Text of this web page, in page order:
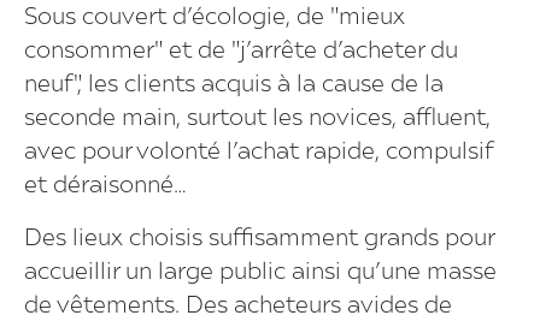
Sous couvert d’écologie, de "mieux
consommer" et de "j’arrête d’acheter du
neuf", les clients acquis à la cause de la
seconde main, surtout les novices, affluent,
avec pour volonté l’achat rapide, compulsif
et déraisonné…
Des lieux choisis suffisamment grands pour
accueillir un large public ainsi qu’une masse
de vêtements. Des acheteurs avides de